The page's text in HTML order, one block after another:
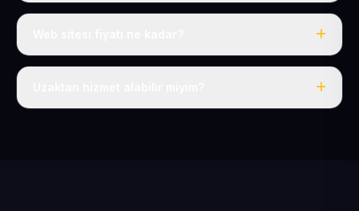
Evet, İnliören Mahallesi dahil tüm Pınarbaşı ve Pınarbaşı
Tek fiyat: yılda 50 USD + KDV, her şey dahil.